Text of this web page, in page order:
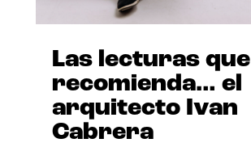
Las lecturas que
recomienda… el
arquitecto Ivan
Cabrera